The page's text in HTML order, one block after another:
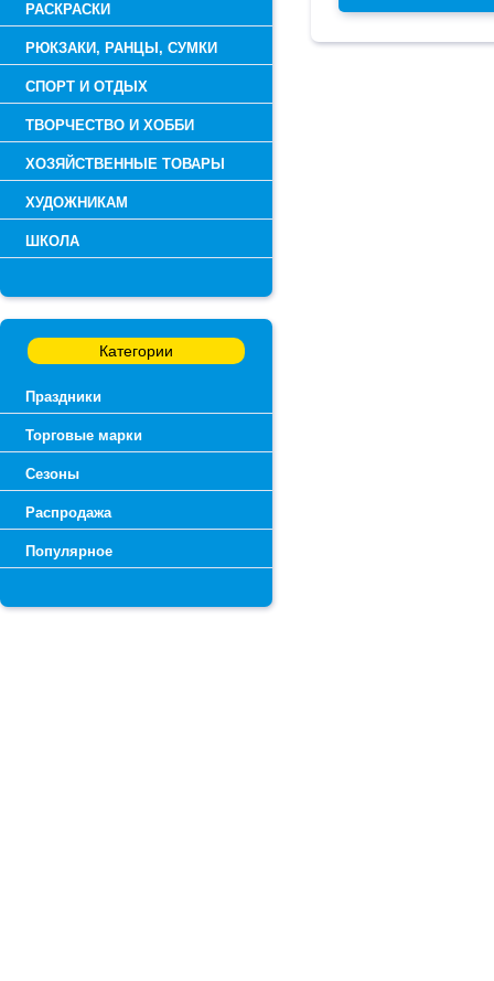
РАСКРАСКИ
РЮКЗАКИ, РАНЦЫ, СУМКИ
СПОРТ И ОТДЫХ
ТВОРЧЕСТВО И ХОББИ
ХОЗЯЙСТВЕННЫЕ ТОВАРЫ
ХУДОЖНИКАМ
ШКОЛА
Категории
Праздники
Торговые марки
Сезоны
Распродажа
Популярное